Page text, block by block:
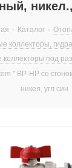
- Каталог -
коллекторы,
под
" ВР-НР со
никел, угл син